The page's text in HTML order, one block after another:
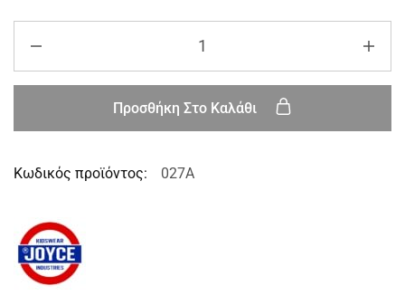
Προσθήκη Στο Καλάθι
Κωδικός προϊόντος: 027A